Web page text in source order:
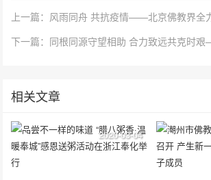
相关文章
2020-03-04